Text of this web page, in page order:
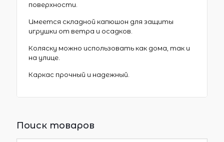
поверхности.
Имеется складной капюшон для защиты
игрушки от ветра и осадков.
Коляску можно использовать как дома, так и
на улице.
Каркас прочный и надежный.
Поиск товаров